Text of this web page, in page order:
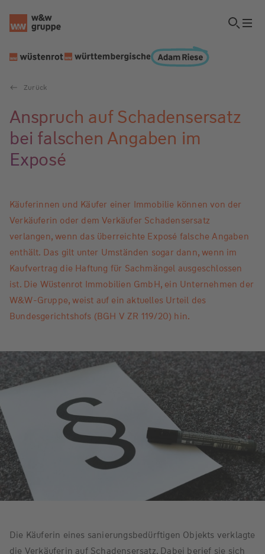
Zurück
Anspruch auf Schadensersatz
bei falschen Angaben im
Exposé
Käuferinnen und Käufer einer Immobilie können von der
Verkäuferin oder dem Verkäufer Schadensersatz
verlangen, wenn das überreichte Exposé falsche Angaben
enthält. Das gilt unter Umständen sogar dann, wenn im
Kaufvertrag die Haftung für Sachmängel ausgeschlossen
ist. Die Wüstenrot Immobilien GmbH, ein Unternehmen der
W&W-Gruppe, weist auf ein aktuelles Urteil des
Bundesgerichtshofs (BGH V ZR 119/20) hin.
Die Käuferin eines sanierungsbedürftigen Objekts verklagte
die Verkäuferin auf Schadensersatz. Dabei berief sie sich